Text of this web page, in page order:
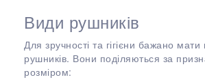
Види рушників
Для зручності та гігієни бажано мати
рушників. Вони поділяються за
розміром: